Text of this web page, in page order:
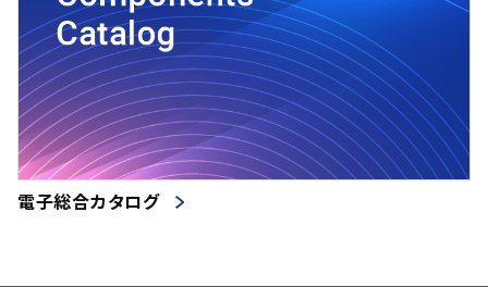
電子総合カタログ